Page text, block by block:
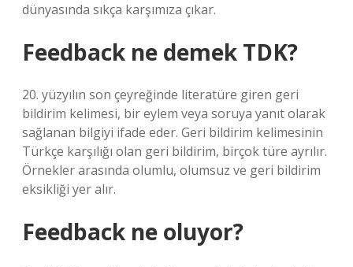
dünyasında sıkça karşımıza çıkar.
Feedback ne demek TDK?
20. yüzyılın son çeyreğinde literatüre giren geri
bildirim kelimesi, bir eylem veya soruya yanıt olarak
sağlanan bilgiyi ifade eder. Geri bildirim kelimesinin
Türkçe karşılığı olan geri bildirim, birçok türe ayrılır.
Örnekler arasında olumlu, olumsuz ve geri bildirim
eksikliği yer alır.
Feedback ne oluyor?